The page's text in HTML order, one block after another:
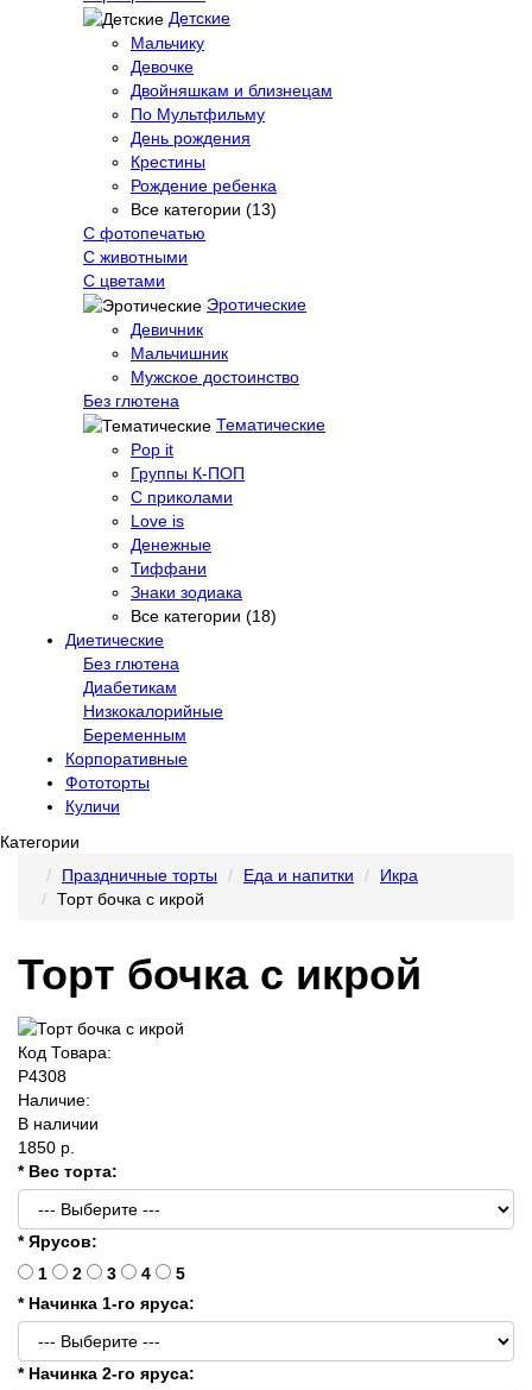
Детские
Мальчику
Девочке
Двойняшкам и близнецам
По Мультфильму
День рождения
Крестины
Рождение ребенка
Все категории (13)
С фотопечатью
C животными
С цветами
Эротические
Девичник
Мальчишник
Мужское достоинство
Без глютена
Тематические
Pop it
Группы К-ПОП
С приколами
Love is
Денежные
Тиффани
Знаки зодиака
Все категории (18)
Диетические
Без глютена
Диабетикам
Низкокалорийные
Беременным
Корпоративные
Фототорты
Куличи
Категории
Праздничные торты
Еда и напитки
Икра
Торт бочка с икрой
Торт бочка с икрой
Код Товара:
P4308
Наличие:
В наличии
1850 р.
* Вес торта:
* Ярусов:
1
2 3 4
5
* Начинка 1-го яруса:
* Начинка 2-го яруса: